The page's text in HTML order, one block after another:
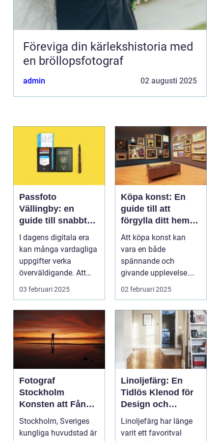
Föreviga din kärlekshistoria med
en bröllopsfotograf
admin 02 augusti 2025
Passfoto
Vällingby: en
guide till snabbt
och smidigt foto
I dagens digitala era
kan många vardagliga
uppgifter verka
överväldigande. Att
ordna...
03 februari 2025
Köpa konst: En
guide till att
förgylla ditt hem
med unik skönhet
Att köpa konst kan
vara en både
spännande och
givande upplevelse.
Det handlar inte b...
02 februari 2025
Fotograf
Stockholm
Konsten att Fånga
Ögonblick i
Huvudstaden
Stockholm, Sveriges
kungliga huvudstad är
Linoljefärg: En
Tidlös Klenod för
Design och
Hållbarhet
Linoljefärg har länge
varit ett favoritval